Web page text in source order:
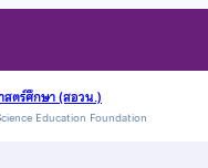
ตร์ศึกษา (สอวน.)
Education Foundation